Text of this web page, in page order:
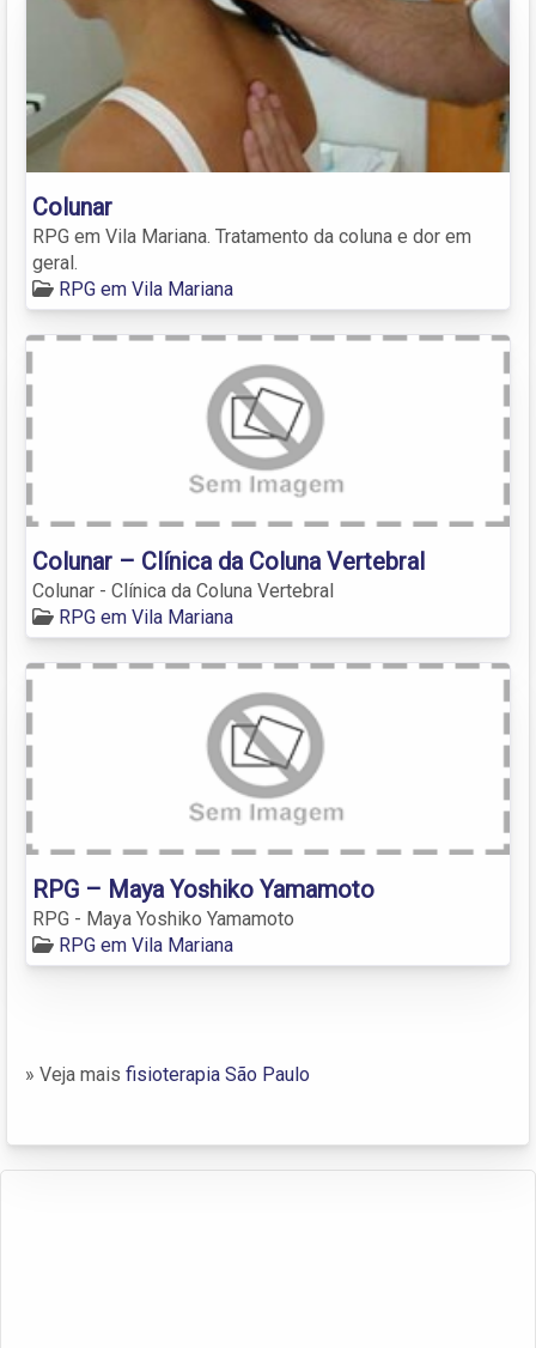
Colunar
RPG em Vila Mariana. Tratamento da coluna e dor em
geral.
RPG em Vila Mariana
Colunar – Clínica da Coluna Vertebral
Colunar - Clínica da Coluna Vertebral
RPG em Vila Mariana
RPG – Maya Yoshiko Yamamoto
RPG - Maya Yoshiko Yamamoto
RPG em Vila Mariana
» Veja mais fisioterapia São Paulo